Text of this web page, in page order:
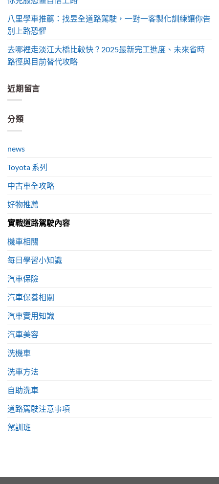
八里學車推薦：找昱全道路駕駛，一對一客製化訓練讓你告
別上路恐懼
去哪裡走淡江大橋比較快？2025最新完工進度、未來省時
路徑與目前替代攻略
近期留言
分類
news
Toyota 系列
中古車全攻略
好物推薦
實戰道路駕駛內容
機車相關
每日學習小知識
汽車保險
汽車保養相關
汽車實用知識
汽車美容
洗機車
洗車方法
自助洗車
道路駕駛注意事項
駕訓班